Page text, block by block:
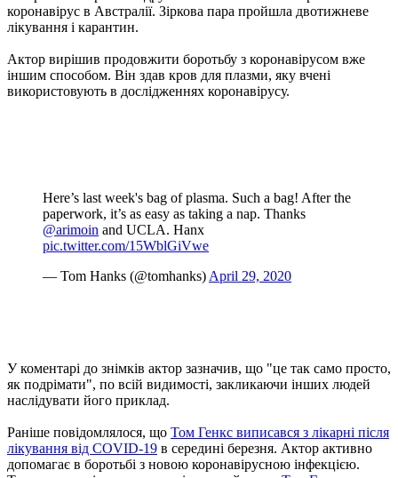
коронавірус в Австралії. Зіркова пара пройшла двотижневе
лікування і карантин.
Актор вирішив продовжити боротьбу з коронавірусом вже
іншим способом. Він здав кров для плазми, яку вчені
використовують в дослідженнях коронавірусу.
Here’s last week's bag of plasma. Such a bag! After the
paperwork, it’s as easy as taking a nap. Thanks
@arimoin and UCLA. Hanx
pic.twitter.com/15WblGiVwe
— Tom Hanks (@tomhanks) April 29, 2020
У коментарі до знімків актор зазначив, що "це так само просто,
як подрімати", по всій видимості, закликаючи інших людей
наслідувати його приклад.
Раніше повідомлялося, що Том Генкс виписався з лікарні після
лікування від COVID-19 в середині березня. Актор активно
допомагає в боротьбі з новою коронавірусною інфекцією.